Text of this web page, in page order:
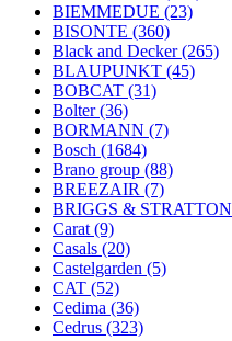
BIEMMEDUE (23)
BISONTE (360)
Black and Decker(265)
BLAUPUNKT (45)
BOBCAT (31)
Bolter(36)
BORMANN (7)
Bosch (1684)
Brano group (88)
BREEZAIR (7)
BRIGGS & STRATTON
Carat (9)
Casals (20)
Castelgarden (5)
CAT (52)
Cedima (36)
Cedrus (323)